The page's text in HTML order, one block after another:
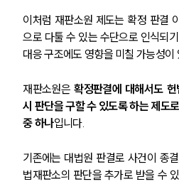
이처럼 재판소원 제도는 확정 판결
으로 다툴 수 있는 수단으로 인식되
대응 구조에도 영향을 미칠 가능성이
재판소원은 확정판결에 대해서도
시 판단을 구할 수 있도록 하는 제도
중 하나입니다.
기존에는 대법원 판결로 사건이 종
법재판소의 판단을 추가로 받을 수